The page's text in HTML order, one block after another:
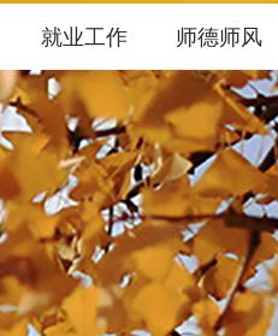
就业工作 师德师风